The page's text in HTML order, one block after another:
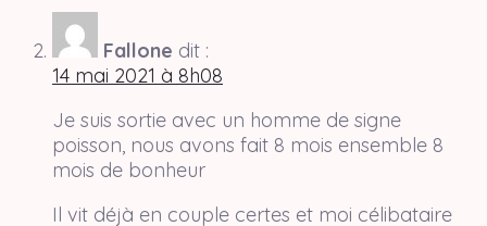
Fallone dit :
14 mai 2021 à 8h08
Je suis sortie avec un homme de signe
poisson, nous avons fait 8 mois ensemble 8
mois de bonheur
Il vit déjà en couple certes et moi célibataire